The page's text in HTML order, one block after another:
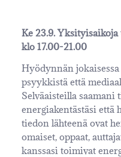
Ke 23.9.
klo 17.00-21.00
Hyödynnän
psyykkistä että
Selväaisteilla saamani
energiakentästäsi että
tiedon lähteenä ovat
omaiset, oppaat,
kanssasi toimivat